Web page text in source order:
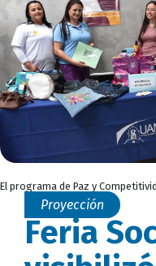
El programa de Paz y
Proyección
Feria